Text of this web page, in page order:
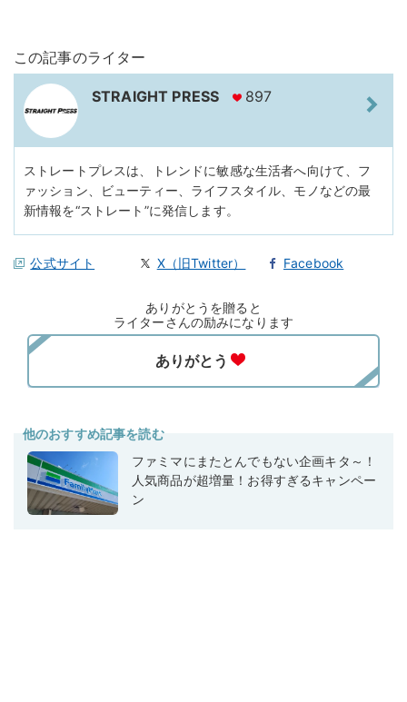
この記事のライター
STRAIGHT PRESS 897
ストレートプレスは、トレンドに敏感な生活者へ向けて、フ
ァッション、ビューティー、ライフスタイル、モノなどの最
新情報を“ストレート”に発信します。
公式サイト X（旧Twitter） Facebook
ありがとうを贈ると
ライターさんの励みになります
他のおすすめ記事を読む
ファミマにまたとんでもない企画キタ～！
人気商品が超増量！お得すぎるキャンペー
ン